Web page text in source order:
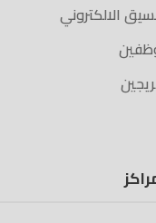
الالكتروني